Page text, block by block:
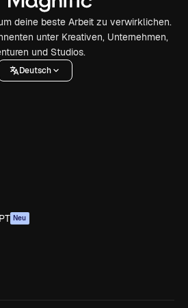
deine beste Arbeit zu verwirklichen.
unter Kreativen, Unternehmen,
und Studios.
Deutsch
Neu